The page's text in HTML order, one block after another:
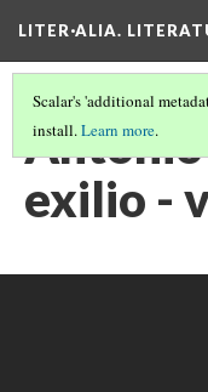
LITER·ALIA.
Scalar's 'additional
install.Learn more.
exilio -